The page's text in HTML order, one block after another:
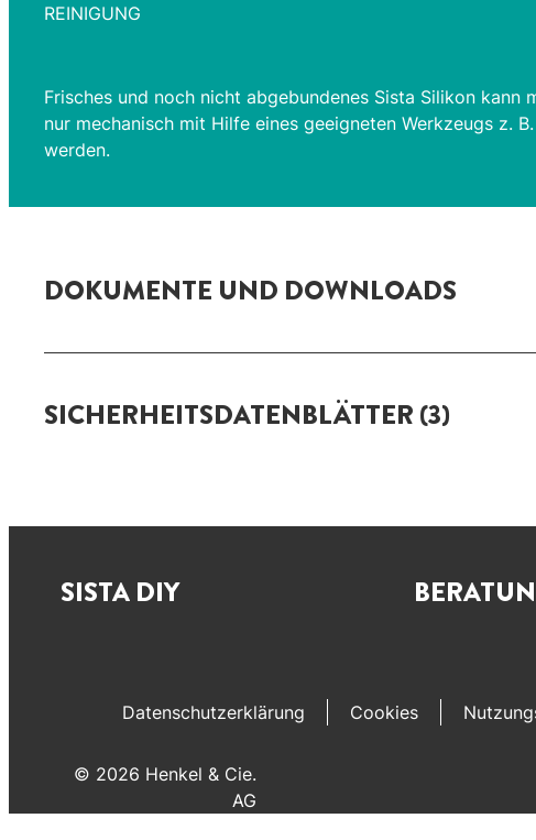
REINIGUNG
Frisches und noch nicht abgebundenes Sista Silikon
nur mechanisch mit Hilfe eines geeigneten Werkzeugs z.
werden.
DOKUMENTE UND DOWNLOADS
SICHERHEITSDATENBLÄTTER (3)
SISTA DIY
Datenschutzerklärung Cookies
© 2026 Henkel & Cie.
AG